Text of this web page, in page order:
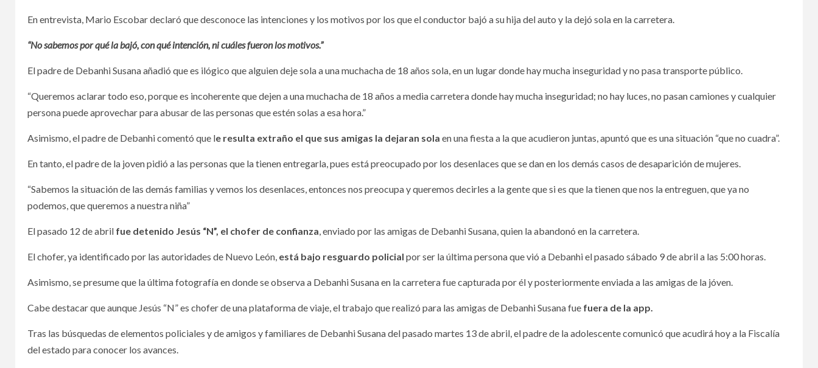
En entrevista, Mario Escobar declaró que desconoce las intenciones y los motivos por los que el conductor bajó a su hija del auto y la dejó sola en la carretera.
“No sabemos por qué la bajó, con qué intención, ni cuáles fueron los motivos.”
El padre de Debanhi Susana añadió que es ilógico que alguien deje sola a una muchacha de 18 años sola, en un lugar donde hay mucha inseguridad y no pasa transporte público.
“Queremos aclarar todo eso, porque es incoherente que dejen a una muchacha de 18 años a media carretera donde hay mucha inseguridad; no hay luces, no pasan camiones y cualquier
persona puede aprovechar para abusar de las personas que estén solas a esa hora.”
Asimismo, el padre de Debanhi comentó que le resulta extraño el que sus amigas la dejaran sola en una fiesta a la que acudieron juntas, apuntó que es una situación “que no cuadra”.
En tanto, el padre de la joven pidió a las personas que la tienen entregarla, pues está preocupado por los desenlaces que se dan en los demás casos de desaparición de mujeres.
“Sabemos la situación de las demás familias y vemos los desenlaces, entonces nos preocupa y queremos decirles a la gente que si es que la tienen que nos la entreguen, que ya no
podemos, que queremos a nuestra niña”
El pasado 12 de abril fue detenido Jesús “N”, el chofer de confianza , enviado por las amigas de Debanhi Susana, quien la abandonó en la carretera.
El chofer, ya identificado por las autoridades de Nuevo León, está bajo resguardo policial por ser la última persona que vió a Debanhi el pasado sábado 9 de abril a las 5:00 horas.
Asimismo, se presume que la última fotografía en donde se observa a Debanhi Susana en la carretera fue capturada por él y posteriormente enviada a las amigas de la jóven.
Cabe destacar que aunque Jesús “N” es chofer de una plataforma de viaje, el trabajo que realizó para las amigas de Debanhi Susana fue fuera de la app.
Tras las búsquedas de elementos policiales y de amigos y familiares de Debanhi Susana del pasado martes 13 de abril, el padre de la adolescente comunicó que acudirá hoy a la Fiscalía
del estado para conocer los avances.